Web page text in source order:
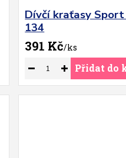
Dívčí kraťasy
134
391 Kč/ks
Přidat do